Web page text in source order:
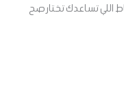
اللي تساعدك تختار صح